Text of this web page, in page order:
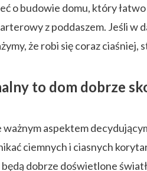
o budowie domu, który
z poddaszem. Jeśli w
że robi się coraz
to dom dobrze
aspektem
ciemnych i ciasnych
dobrze doświetlone